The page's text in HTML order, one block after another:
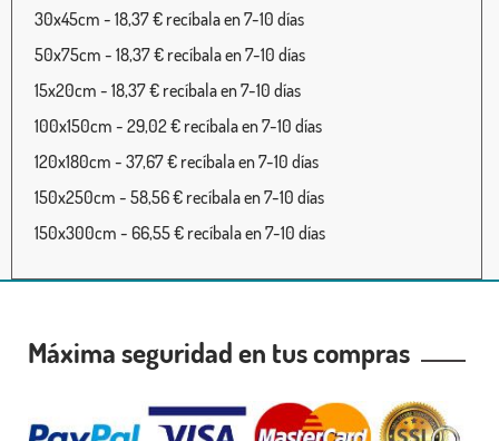
30x45cm - 18,37 € recíbala en 7-10 días
50x75cm - 18,37 € recíbala en 7-10 días
15x20cm - 18,37 € recíbala en 7-10 días
100x150cm - 29,02 € recíbala en 7-10 días
120x180cm - 37,67 € recíbala en 7-10 días
150x250cm - 58,56 € recíbala en 7-10 días
150x300cm - 66,55 € recíbala en 7-10 días
Máxima seguridad en tus compras